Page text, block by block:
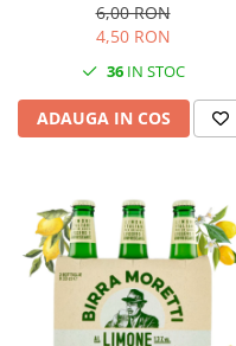
6,00 RON
4,50 RON
36IN STOC
ADAUGA IN COS